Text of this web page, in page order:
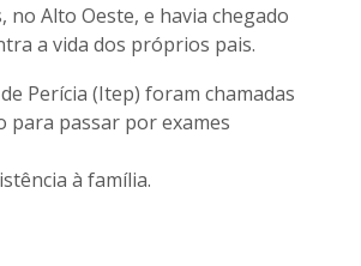
no Alto Oeste, e havia chegado
a vida dos próprios pais.
Perícia (Itep) foram chamadas
para passar por exames
à família.